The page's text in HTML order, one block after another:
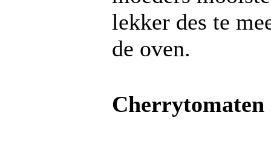
lekker des te
de oven.
Cherrytomaten